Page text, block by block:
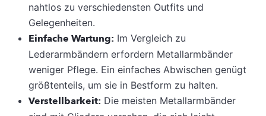
nahtlos zu verschiedensten Outfits und
Gelegenheiten.
Einfache Wartung: Im Vergleich zu
Lederarmbändern erfordern Metallarmbänder
weniger Pflege. Ein einfaches Abwischen genügt
größtenteils, um sie in Bestform zu halten.
Verstellbarkeit: Die meisten Metallarmbänder